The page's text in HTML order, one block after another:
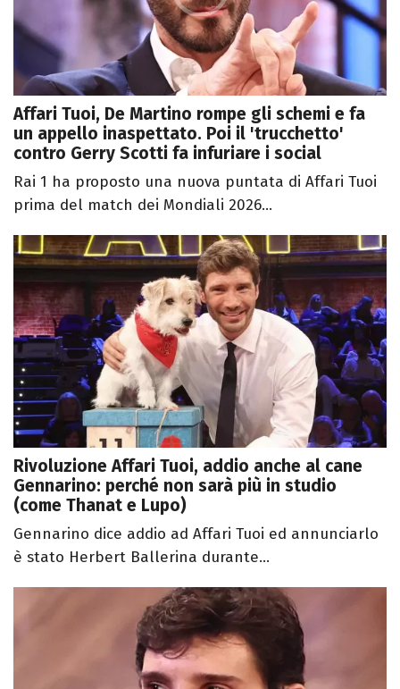
Affari Tuoi, De Martino rompe gli schemi e fa
un appello inaspettato. Poi il 'trucchetto'
contro Gerry Scotti fa infuriare i social
Rai 1 ha proposto una nuova puntata di Affari Tuoi
prima del match dei Mondiali 2026...
Rivoluzione Affari Tuoi, addio anche al cane
Gennarino: perché non sarà più in studio
(come Thanat e Lupo)
Gennarino dice addio ad Affari Tuoi ed annunciarlo
è stato Herbert Ballerina durante...